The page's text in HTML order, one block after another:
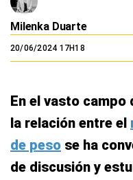
Milenka Duarte
20/06/2024 17H18
En el vasto campo
la relación entre el
de peso se ha
de discusión y